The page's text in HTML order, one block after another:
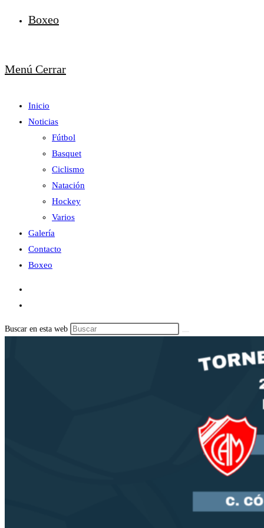
Boxeo
Menú Cerrar
Inicio
Noticias
Fútbol
Basquet
Ciclismo
Natación
Hockey
Varios
Galería
Contacto
Boxeo
Buscar en esta web